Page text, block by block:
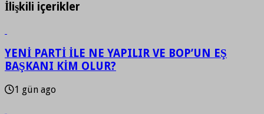
İlişkili içerikler
YENİ PARTİ İLE NE YAPILIR VE BOP’UN EŞ
BAŞKANI KİM OLUR?
1 gün ago